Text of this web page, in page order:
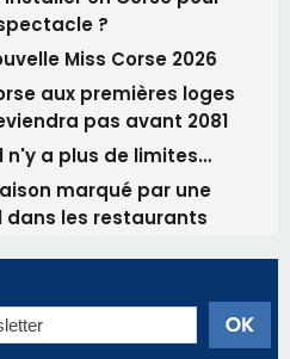
de CNI et recevez par
et une sélection de